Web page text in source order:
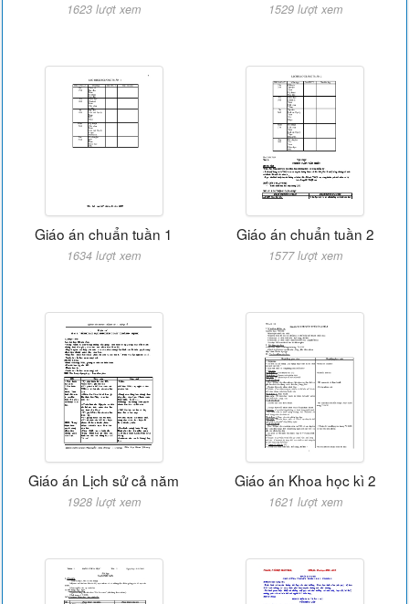
1623 lượt xem 1529 lượt xem
Giáo án chuẩn tuần 1
1634 lượt xem
Giáo án chuẩn tuần 2
1577 lượt xem
Giáo án Lịch sử cả năm
1928 lượt xem
Giáo án Khoa học kì 2
1621 lượt xem